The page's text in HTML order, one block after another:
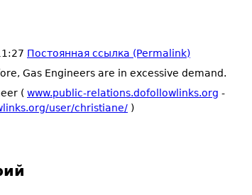
Постоянная ссылка (Permalink)
Gas Engineers are in excessive demand.
( www.public-relations.dofollowlinks.org -
user/christiane/ )